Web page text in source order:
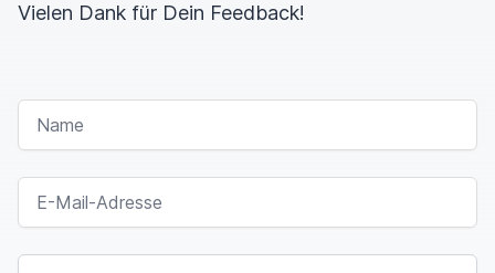
Vielen Dank für Dein Feedback!
NAME
E-MAIL-ADRESSE
NACHRICHT